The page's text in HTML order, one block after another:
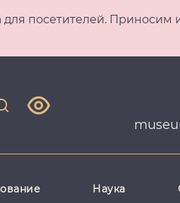
для посетителей.
Наука